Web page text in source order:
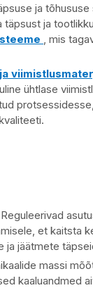
ja tõhususe
täpsust ja
, mis
ühtlase
et kaitsta
ja jäätmete
massi
kaaluandmed